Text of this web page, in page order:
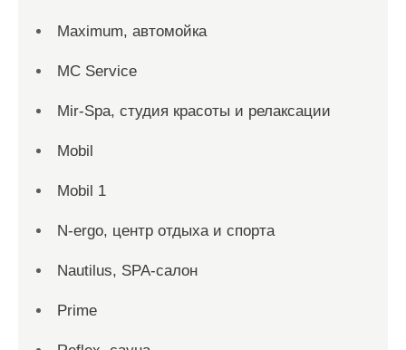
Maximum, автомойка
MC Service
Mir-Spa, студия красоты и релаксации
Mobil
Mobil 1
N-ergo, центр отдыха и спорта
Nautilus, SPA-салон
Prime